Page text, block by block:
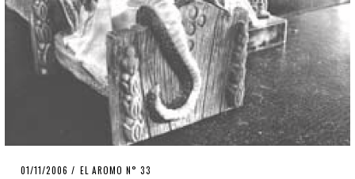
POSTED
01/11/2006 23/03/2020
EL AROMO N° 33